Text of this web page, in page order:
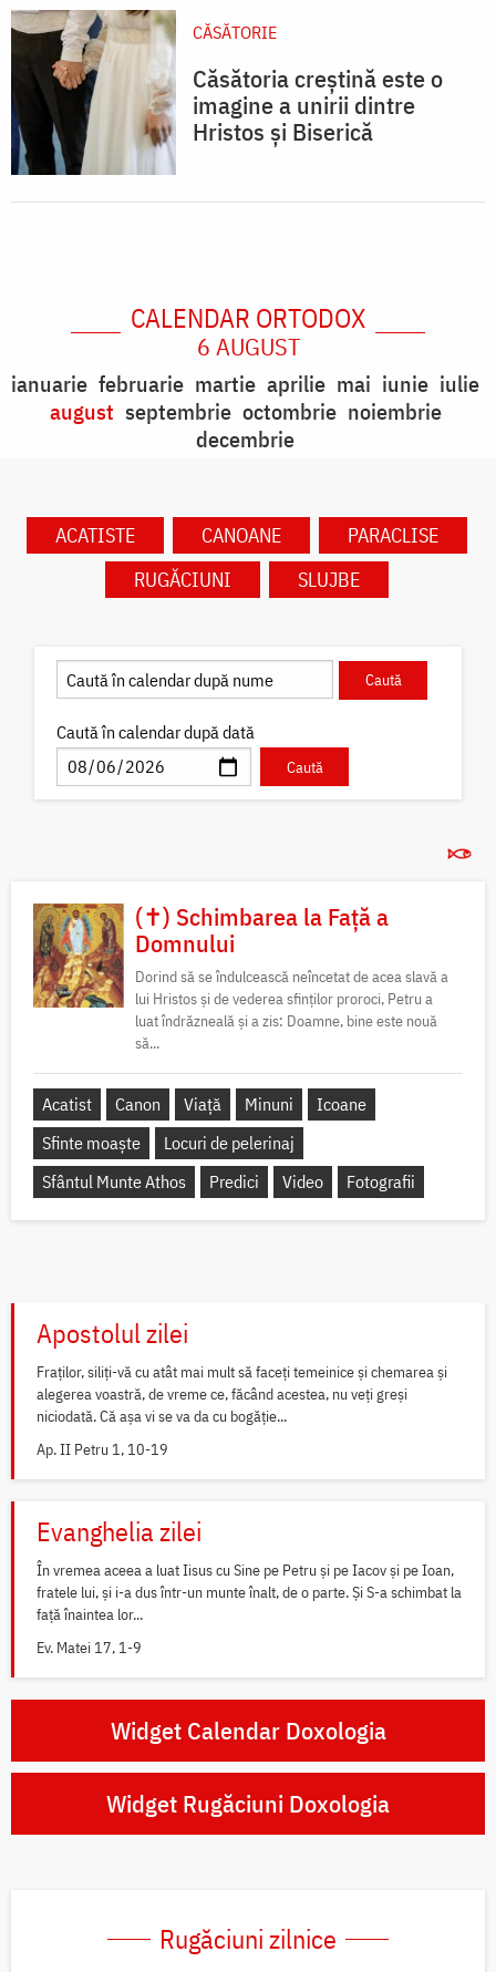
CĂSĂTORIE
Căsătoria creștină este o
imagine a unirii dintre
Hristos și Biserică
CALENDAR ORTODOX
6 AUGUST
ianuarie februarie martie aprilie mai iunie iulie
august septembrie octombrie noiembrie
decembrie
ACATISTE CANOANE
PARACLISE
RUGĂCIUNI
SLUJBE
Caută în calendar după dată
(✝) Schimbarea la Față a
Domnului
Dorind să se îndulcească neîncetat de acea slavă a
lui Hristos și de vederea sfinților proroci, Petru a
luat îndrăzneală și a zis: Doamne, bine este nouă
să...
Acatist Canon Viață Minuni
Icoane
Sfinte moaște
Locuri de pelerinaj
Sfântul Munte Athos
Predici Video Fotografii
Apostolul zilei
Fraților, siliți-vă cu atât mai mult să faceți temeinice și chemarea și
alegerea voastră, de vreme ce, făcând acestea, nu veți greși
niciodată. Că așa vi se va da cu bogăție...
Ap. II Petru 1, 10-19
Evanghelia zilei
În vremea aceea a luat Iisus cu Sine pe Petru și pe Iacov și pe Ioan,
fratele lui, și i-a dus într-un munte înalt, de o parte. Și S-a schimbat la
față înaintea lor...
Ev. Matei 17, 1-9
Widget Calendar Doxologia
Widget Rugăciuni Doxologia
Rugăciuni zilnice